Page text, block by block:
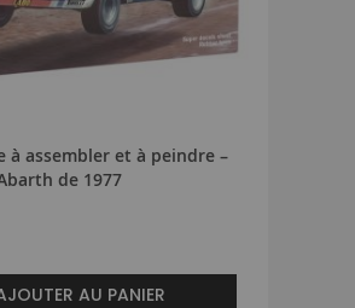
à assembler et à peindre –
de 1977
AU PANIER